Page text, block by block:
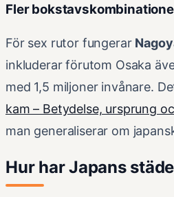
Fler
För sex rutor fungerar
inkluderar förutom Osaka
med 1,5 miljoner invånare.
kam – Betydelse, ursprung
man generaliserar om
Hur har Japans